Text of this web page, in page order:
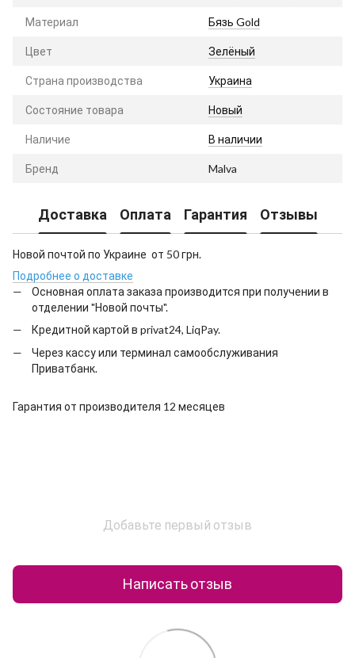
Материал Бязь Gold
Цвет Зелёный
Страна производства Украина
Состояние товара Новый
Наличие В наличии
Бренд Malva
Доставка Оплата Гарантия Отзывы
Новой почтой по Украине от 50 грн.
Подробнее о доставке
Основная оплата заказа производится при получении в
отделении "Новой почты".
Кредитной картой в privat24, LiqPay.
Через кассу или терминал самообслуживания
Приватбанк.
Гарантия от производителя 12 месяцев
Добавьте первый отзыв
Написать отзыв